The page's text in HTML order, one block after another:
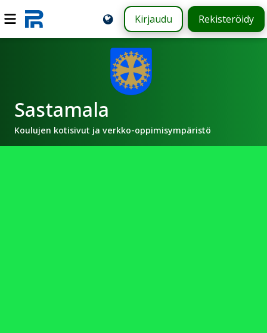
Kirjaudu Rekisteröidy
Sastamala
Koulujen kotisivut ja verkko-oppimisympäristö